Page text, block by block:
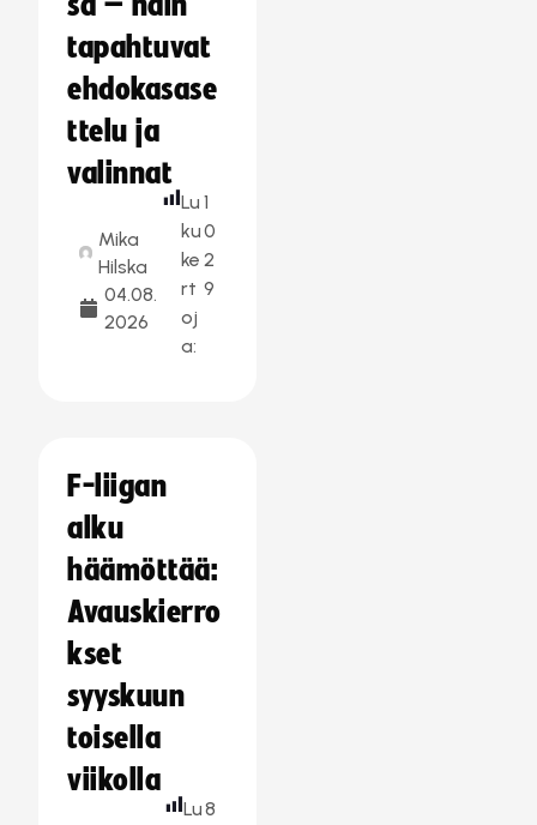
tapahtuvat
ehdokasase
ttelu ja
valinnat
Mika
Hilska
04.08.
2026
Lu
ku
ke
rt
oj
a:
1
0
2
9
F-liigan
alku
häämöttää:
Avauskierro
kset
syyskuun
toisella
viikolla
Lu8